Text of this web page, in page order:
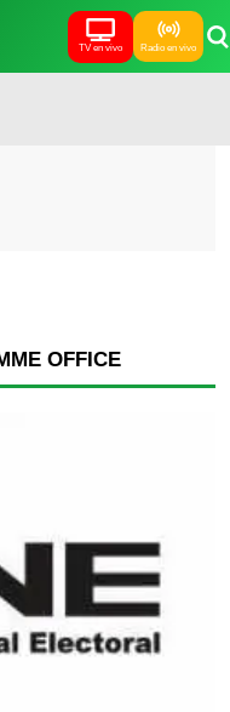
TV en vivo Radio en vivo
OFFICE